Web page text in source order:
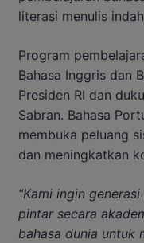
literasi menulis
Program
Bahasa Inggris dan
Presiden RI dan
Sabran. Bahasa
membuka peluang
dan meningkatkan
“Kami ingin
pintar secara
bahasa dunia untuk